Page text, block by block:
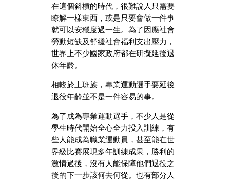
在這個斜槓的時代，很難說人只需要
瞭解一樣東西，或是只要會做一件事
就可以安穩度過一生。為了因應社會
勞動短缺及舒緩社會福利支出壓力，
世界上不少國家政府都在研擬延後退
休年齡。
相較於上班族，專業運動選手要延後
退役年齡並不是一件容易的事。
為了成為專業運動選手，不少人是從
學生時代開始全心全力投入訓練，有
些人能成為職業運動員，甚至能在世
界級比賽展現多年訓練成果，勝利的
激情過後，沒有人能保障他們退役之
後的下一步該何去何從。也有部分人